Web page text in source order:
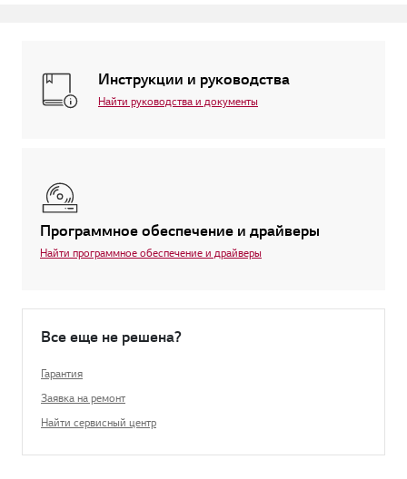
Инструкции и руководства
Найти руководства и документы
Программное обеспечение и драйверы
Найти программное обеспечение и драйверы
Все еще не решена?
Гарантия
Заявка на ремонт
Найти сервисный центр